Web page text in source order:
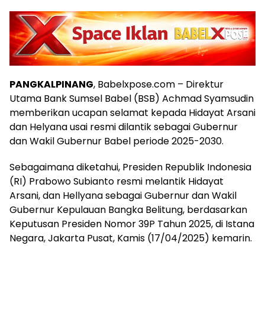
PANGKALPINANG, Babelxpose.com – Direktur
Utama Bank Sumsel Babel (BSB) Achmad Syamsudin
memberikan ucapan selamat kepada Hidayat Arsani
dan Helyana usai resmi dilantik sebagai Gubernur
dan Wakil Gubernur Babel periode 2025-2030.
Sebagaimana diketahui, Presiden Republik Indonesia
(RI) Prabowo Subianto resmi melantik Hidayat
Arsani, dan Hellyana sebagai Gubernur dan Wakil
Gubernur Kepulauan Bangka Belitung, berdasarkan
Keputusan Presiden Nomor 39P Tahun 2025, di Istana
Negara, Jakarta Pusat, Kamis (17/04/2025) kemarin.